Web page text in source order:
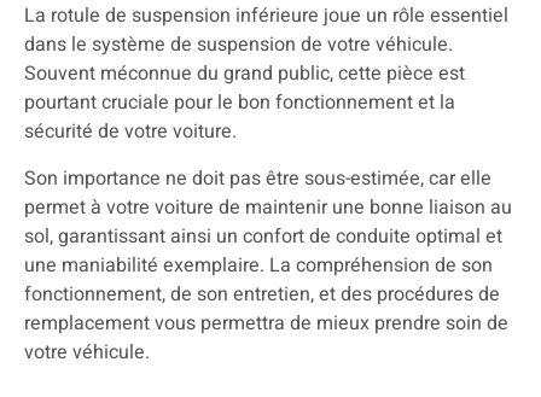
La rotule de suspension inférieure joue un rôle essentiel
dans le système de suspension de votre véhicule.
Souvent méconnue du grand public, cette pièce est
pourtant cruciale pour le bon fonctionnement et la
sécurité de votre voiture.
Son importance ne doit pas être sous-estimée, car elle
permet à votre voiture de maintenir une bonne liaison au
sol, garantissant ainsi un confort de conduite optimal et
une maniabilité exemplaire. La compréhension de son
fonctionnement, de son entretien, et des procédures de
remplacement vous permettra de mieux prendre soin de
votre véhicule.